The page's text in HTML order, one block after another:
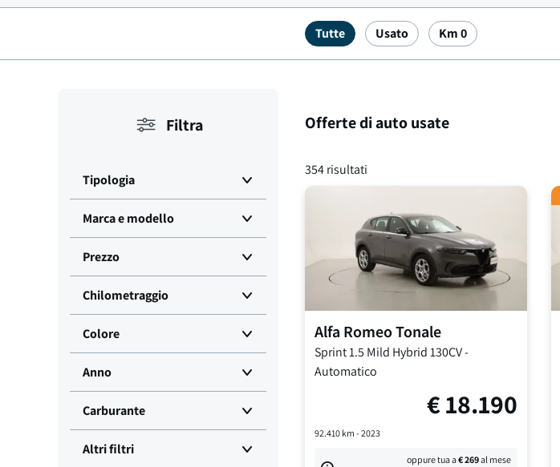
Tutte Usato Km 0
Filtra
Tipologia
Marca e modello
Prezzo
Chilometraggio
Colore
Anno
Carburante
Altri filtri
Offerte di auto usate
354 risultati
Alfa RomeoTonale
Sprint1.5 Mild Hybrid 130CV-
Automatico
€18.190
92.410km - 2023
oppure tua a€269al mese